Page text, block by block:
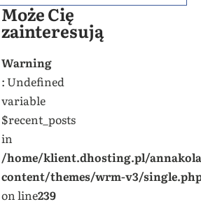
Może Cię
zainteresują
Warning
: Undefined
variable
$recent_posts
in
/home/klient.dhosting.pl/
content/themes/wrm-v3/
on line239